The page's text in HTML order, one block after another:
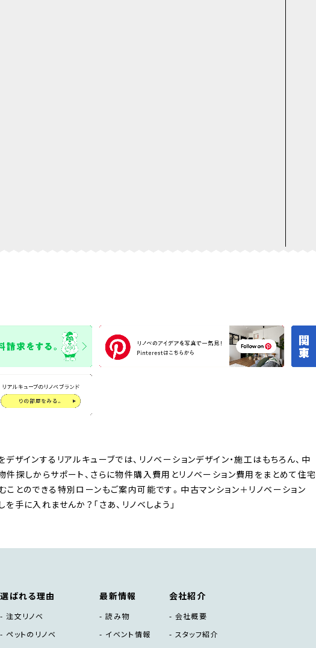
デザインするリアルキューブでは、リノベーションデザイン・施工はもちろん、中
件探しからサポート、さらに物件購入費用とリノベーション費用をまとめて住宅
ことのできる特別ローンもご案内可能です。中古マンション＋リノベーション
を手に入れませんか？「さあ、リノベしよう」
選ばれる理由
注文リノベ
ペットのリノベ
最新情報
読み物
イベント情報
会社紹介
会社概要
スタッフ紹介